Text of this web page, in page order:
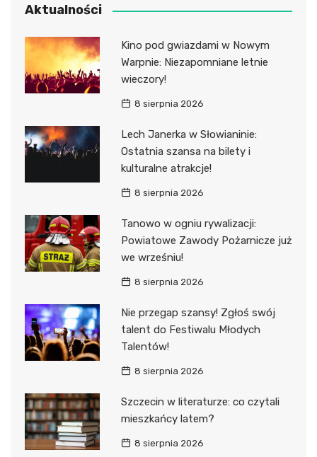
Aktualności
Kino pod gwiazdami w Nowym
Warpnie: Niezapomniane letnie
wieczory!
8 sierpnia 2026
Lech Janerka w Słowianinie:
Ostatnia szansa na bilety i
kulturalne atrakcje!
8 sierpnia 2026
Tanowo w ogniu rywalizacji:
Powiatowe Zawody Pożarnicze już
we wrześniu!
8 sierpnia 2026
Nie przegap szansy! Zgłoś swój
talent do Festiwalu Młodych
Talentów!
8 sierpnia 2026
Szczecin w literaturze: co czytali
mieszkańcy latem?
8 sierpnia 2026